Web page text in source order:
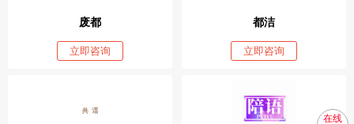
废都
立即咨询
都洁
立即咨询
在线